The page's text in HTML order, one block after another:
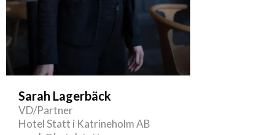
Sarah Lagerbäck
VD/Partner
Hotel Statt i Katrineholm AB